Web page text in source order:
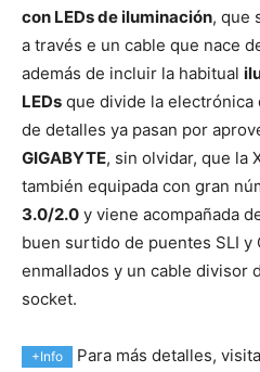
con LEDs de iluminación, que
a través e un cable que nace
además de incluir la habitual
LEDs que divide la electrónica
de detalles ya pasan por
GIGABYTE, sin olvidar, que la
también equipada con gran
3.0/2.0 y viene acompañada
buen surtido de puentes SLI y
enmallados y un cable divisor
socket.
+Info
Para más detalles,